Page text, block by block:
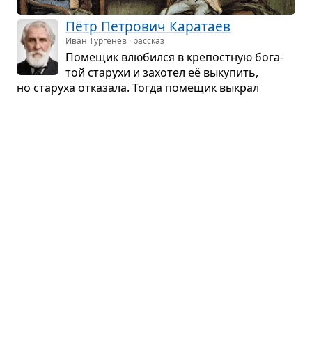
Пётр Пет­ро­вич Кара­таев
Иван Тургенев · рассказ
Поме­щик влю­бился в кре­пост­ную бога­
той ста­рухи и захо­тел её выку­пить,
но ста­руха отка­зала. Тогда поме­щик выкрал